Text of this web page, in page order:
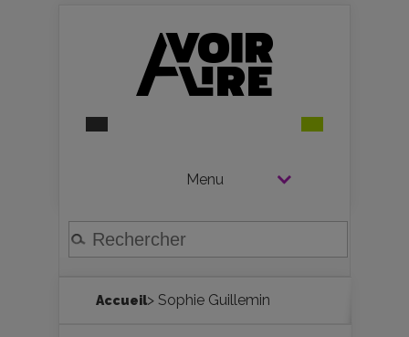
Menu
Accueil> Sophie Guillemin